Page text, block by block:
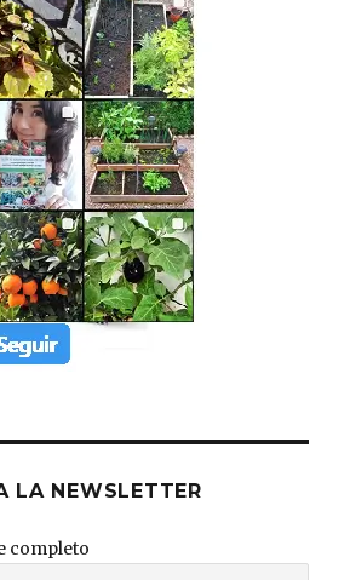
LA NEWSLETTER
completo